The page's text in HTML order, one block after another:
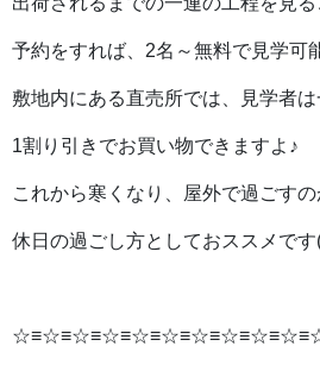
予約をすれば、2名～無料で見学可
敷地内にある直売所では、見学者
1割り引きでお買い物できますよ♪
これから寒くなり、屋外で過ごすの
休日の過ごし方としておススメで